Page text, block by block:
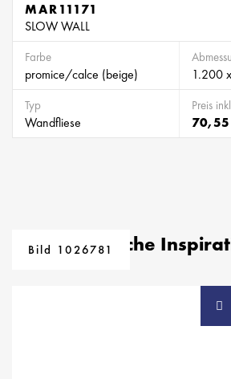
MAR11171
SLOW WALL
Farbe
promice/calce (beige) 1.200
Typ
Wandfliese
Preis
Ähnliche
Bild 1026781